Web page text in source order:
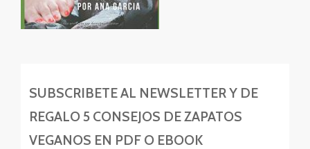
SUBSCRIBETE AL NEWSLETTER Y DE
REGALO 5 CONSEJOS DE ZAPATOS
VEGANOS EN PDF O EBOOK